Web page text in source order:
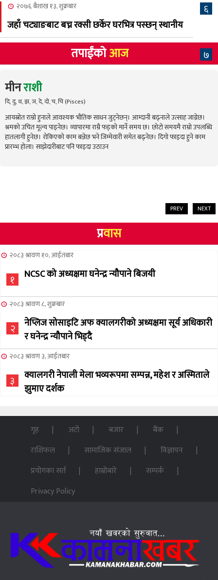
६
२०७६ बैशाख १३, शुक्रबार
जहाँ चट्याङबाट बच्न रक्सी छर्केर घरभित्र पस्छन् स्थानीय
७
तपाईंकोआज
मीनराशी
दि, दु, थ, झ, ञ, दे, दो, च, चि (Pisces)
आयस्रोत राम्रो हुनाले आवश्यक भौतिक साधन जुट्नेछन्। आम्दानी बढ्नाले उत्साह जाग्नेछ।
श्रमको उचित मूल्य पाइनेछ। व्यापारमा राम्रै फड्को मार्ने समय छ। छोटो समयमै राम्रो उपलब्धि
हातलागी हुनेछ। रोकिएको काम बन्नेछ भने जिम्मेवारी समेत बढ्नेछ। दिगो फाइदा हुने काम
प्रारम्भ होला। साझेदारीबाट पनि फाइदा उठाउन
PREV NEXT
प्रवास
२०८३ श्रावण १०, आईतबार
१ NCSC को अध्यक्षमा घनेन्द्र न्यौपाने बिजयी
२०८३ श्रावण ८, शुक्रबार
२
नेप्लिज सोसाइटि अफ क्यालगरीको अध्यक्षमा सूर्य अधिकारी
र घनेन्द्र न्यौपाने भिड्दै
२०८३ श्रावण ३, आईतबार
३
क्यालगरी नेपाली मेला भव्यरूपमा सम्पन्न, महेश र अस्मिताले
झुमाए दर्शक
NCSC को अध्यक्ष पदको लागी सूर्य अधिकारीको उम्मेदवारी
पन्ध्र सय घर निर्माणका लागि सेनालाई ८५ करोड
६ जहाँ चट्याङबाट बच्न रक्सी छर्केर घरभित्र पस्छन् स्थानीय
२०७६ बैशाख १३, शुक्रबार
गृह अटो बजार
बैंक
राशिफल
सामाजिक संजाल
विज्ञापन
प्रयोगका सर्त
हाम्रोबारे
सम्पर्क
Privacy Policy